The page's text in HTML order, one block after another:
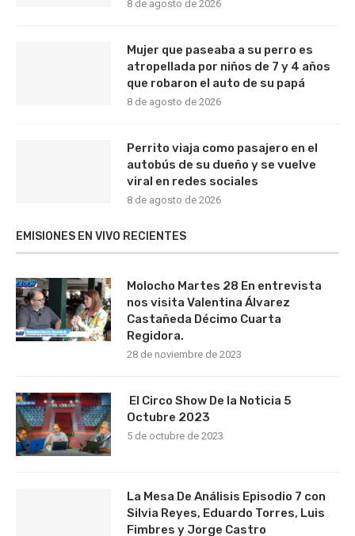
8 de agosto de 2026
Mujer que paseaba a su perro es
atropellada por niños de 7 y 4 años
que robaron el auto de su papá
8 de agosto de 2026
Perrito viaja como pasajero en el
autobús de su dueño y se vuelve
viral en redes sociales
8 de agosto de 2026
EMISIONES EN VIVO RECIENTES
Molocho Martes 28 En entrevista
nos visita Valentina Álvarez
Castañeda Décimo Cuarta
Regidora.
28 de noviembre de 2023
El Circo Show De la Noticia 5
Octubre 2023
5 de octubre de 2023
La Mesa De Análisis Episodio 7 con
Silvia Reyes, Eduardo Torres, Luis
Fimbres y Jorge Castro